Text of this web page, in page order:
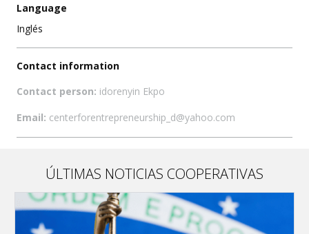
Language
Inglés
Contact information
Contact person: idorenyin Ekpo
Email: centerforentrepreneurship_d@yahoo.com
ÚLTIMAS NOTICIAS COOPERATIVAS